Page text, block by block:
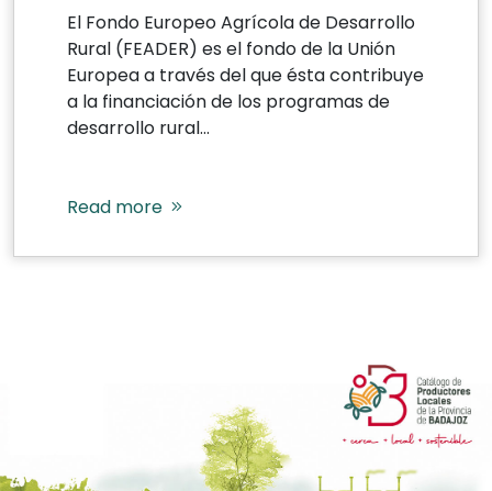
El Fondo Europeo Agrícola de Desarrollo
Rural (FEADER) es el fondo de la Unión
Europea a través del que ésta contribuye
a la financiación de los programas de
desarrollo rural...
Read more